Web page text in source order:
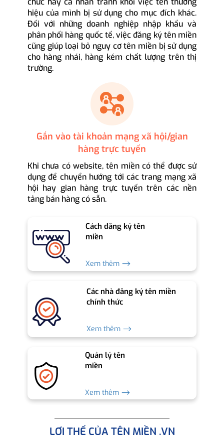
hiệu của mình bị sử dụng cho mục đích khác.
Đối với những doanh nghiệp nhập khẩu và
phân phối hàng quốc tế, việc đăng ký tên miền
cũng giúp loại bỏ nguy cơ tên miền bị sử dụng
cho hàng nhái, hàng kém chất lượng trên thị
trường.
Gắn vào tài khoản mạng xã hội/gian
hàng trực tuyến
Khi chưa có website, tên miền có thể được sử
dụng để chuyển hướng tới các trang mạng xã
hội hay gian hàng trực tuyến trên các nền
tảng bán hàng có sẵn.
Cách đăng ký tên
miền
Xem thêm ⟶
Các nhà đăng ký tên miền
chính thức
Xem thêm ⟶
Quản lý tên
miền
Xem thêm ⟶
LỢI THẾ CỦA TÊN MIỀN .VN